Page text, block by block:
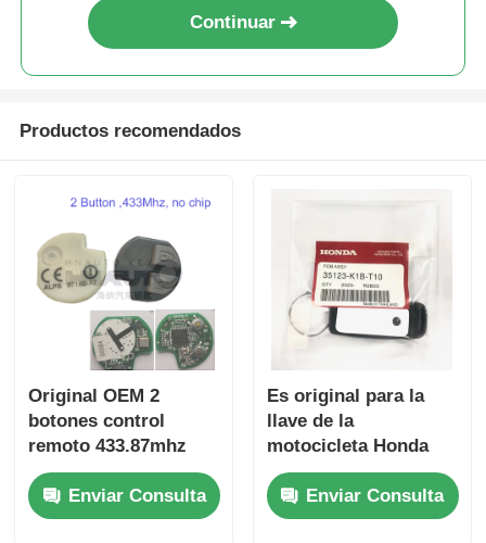
Continuar
Productos recomendados
Original OEM 2
botones control
remoto 433.87mhz
FSK para Su-zuki
Jim-ny 2005-2017 Sin
chip 37182-A7 Solo
Enviar Consulta
Es original para la
llave de la
motocicleta Honda
PN: 35123-K1B-T10
tres botones
FSK433.92MHz
Enviar Consulta